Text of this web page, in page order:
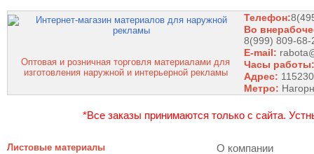
Телефон:
Во
8(999) 809-68-
E-mail:
Часы работы:
Адрес:
Метро:
Оптовая и розничная торговля материалами для
изготовления наружной и интерьерной рекламы
*Все заказы принимаются только с сайта.
Листовые материалы
О компании